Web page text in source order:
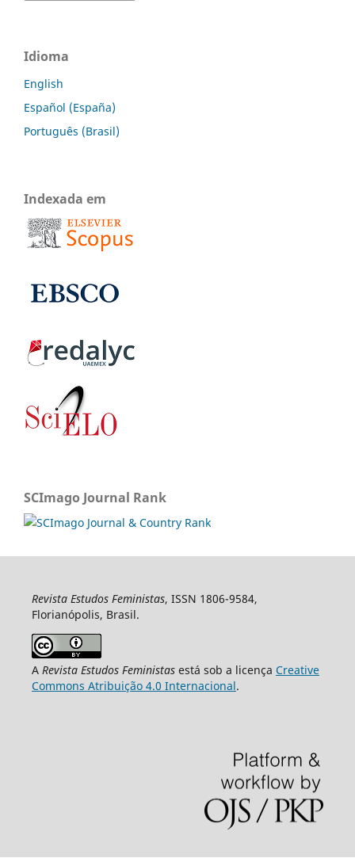
Idioma
English
Español (España)
Português (Brasil)
Indexada em
SCImago Journal Rank
Revista Estudos Feministas, ISSN 1806-9584,
Florianópolis, Brasil.
A Revista Estudos Feministasestá sob a licença Creative
Commons Atribuição 4.0 Internacional.